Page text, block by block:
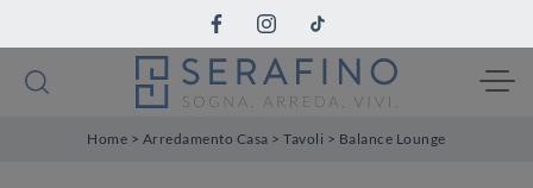
Home > Arredamento Casa >Tavoli > Balance Lounge